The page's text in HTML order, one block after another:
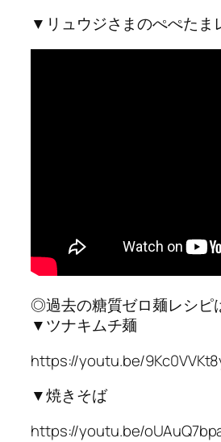
▼リュウジさまのぺぺたま
◎過去の糖質ゼロ麺レシピ
▼ツナキムチ麺
https://youtu.be/
▼焼きそば
https://youtu.be/